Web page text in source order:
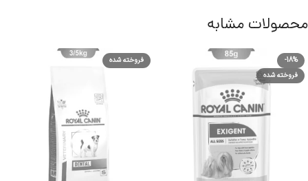
محصولات مشابه
-18%
فروخته شده
فروخته شده